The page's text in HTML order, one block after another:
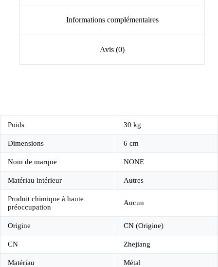
Informations complémentaires
Avis (0)
Poids 30 kg
Dimensions 6 cm
Nom de marque NONE
Matériau intérieur Autres
Produit chimique à haute
préoccupation
Aucun
Origine CN (Origine)
CN Zhejiang
Matériau Métal